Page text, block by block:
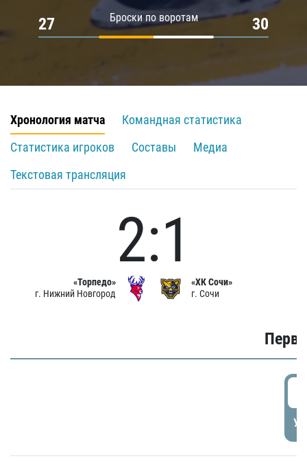
Броски по воротам
27 30
Хронология матча
Командная статистика
Статистика игроков
Составы
Медиа
Текстовая трансляция
«Торпедо»
г. Нижний Новгород
2:1
«ХК Сочи»
г. Сочи